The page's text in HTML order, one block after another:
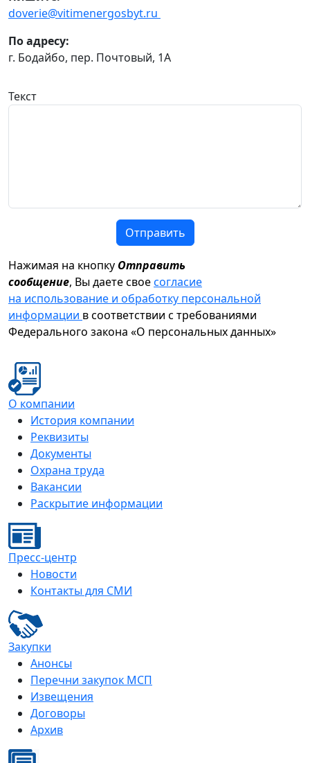
doverie@vitimenergosbyt.ru
По адресу:
г. Бодайбо, пер. Почтовый, 1А
Текст
Отправить
Нажимая на кнопку Отправить
сообщение, Вы даете своесогласие
на использование и обработку персональной
информации в соответствии с требованиями
Федерального закона «О персональных данных»
О компании
История компании
Реквизиты
Документы
Охрана труда
Вакансии
Раскрытие информации
Пресс-центр
Новости
Контакты для СМИ
Закупки
Анонсы
Перечни закупок МСП
Извещения
Договоры
Архив